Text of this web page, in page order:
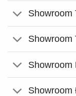
Showroom
Showroom
Showroom